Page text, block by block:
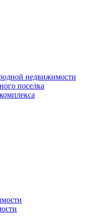
недвижимости
поселка